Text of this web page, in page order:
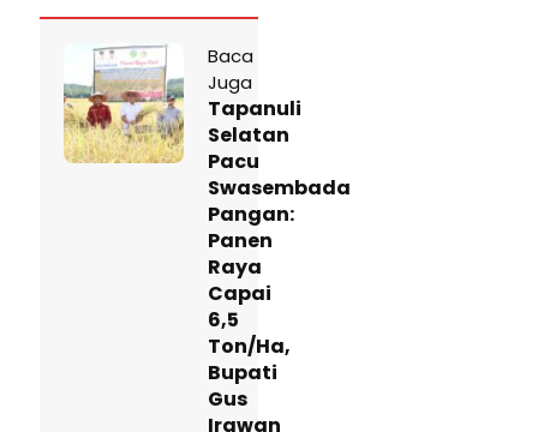
Baca
Juga
Tapanuli
Selatan
Pacu
Swasembada
Pangan:
Panen
Raya
Capai
6,5
Ton/Ha,
Bupati
Gus
Irawan